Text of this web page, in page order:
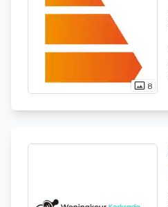
photo_size_select_actual 8